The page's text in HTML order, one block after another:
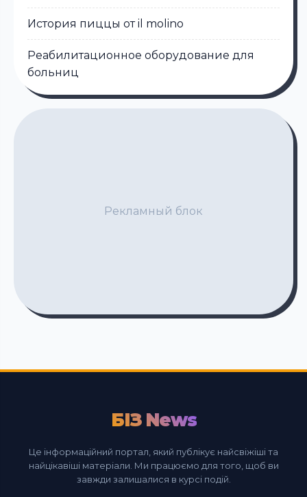
История пиццы от il molino
Реабилитационное оборудование для
больниц
Рекламный блок
БІЗ News
Це інформаційний портал, який публікує найсвіжіші та
найцікавіші матеріали. Ми працюємо для того, щоб ви
завжди залишалися в курсі подій.